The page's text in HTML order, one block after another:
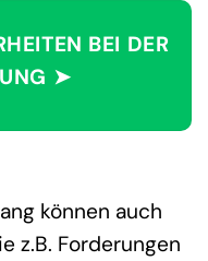
BEI DER
➤
können auch
z.B. Forderungen